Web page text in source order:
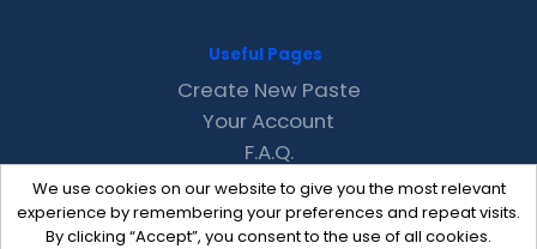
We use cookies on our website to give you the most relevant
experience by remembering your preferences and repeat visits.
By clicking “Accept”, you consent to the use of all cookies.
Useful Pages
Create New Paste
Your Account
F.A.Q.
Recent
Contact